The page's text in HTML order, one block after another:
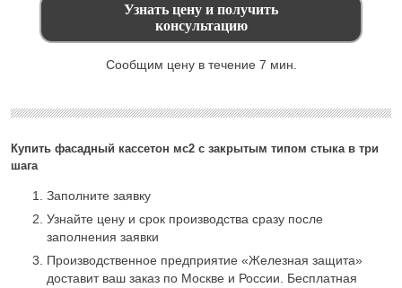
Купить фасадный кассетон мс2 с закрытым типом стыка в три
шага
Заполните заявку
Узнайте цену и срок производства сразу после
заполнения заявки
Производственное предприятие «Железная защита»
доставит ваш заказ по Москве и России. Бесплатная
Сообщим цену в течение 7 мин.